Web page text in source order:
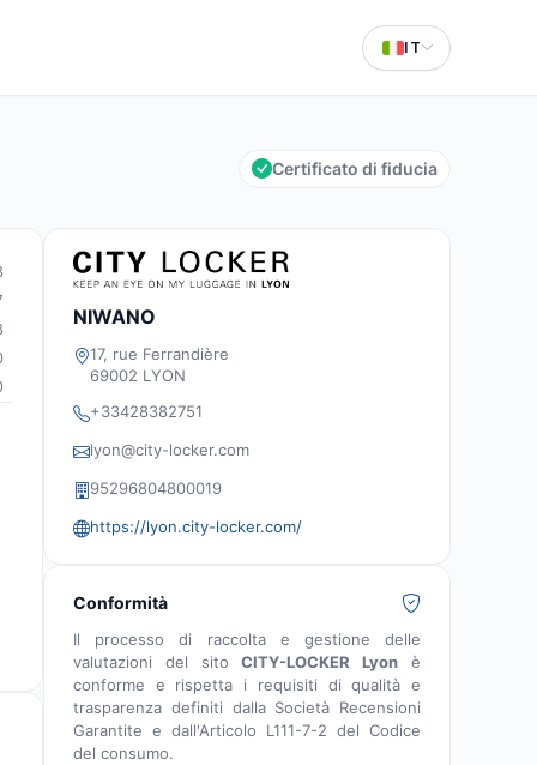
IT
Certificato di fiducia
NIWANO
17, rue Ferrandière
69002 LYON
+33428382751
lyon@city-locker.com
95296804800019
https://lyon.city-locker.com/
Conformità
Il processo di raccolta e gestione delle
valutazioni del sitoCITY-LOCKER Lyon è
conforme e rispetta i requisiti di qualità e
trasparenza definiti dalla Società Recensioni
Garantite e dall'Articolo L111-7-2 del Codice
del consumo.